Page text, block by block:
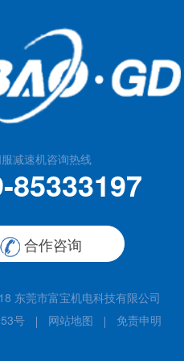
减速机咨询热线
85333197
合作咨询
东莞市富宝机电科技有限公司
号
网站地图 免责申明